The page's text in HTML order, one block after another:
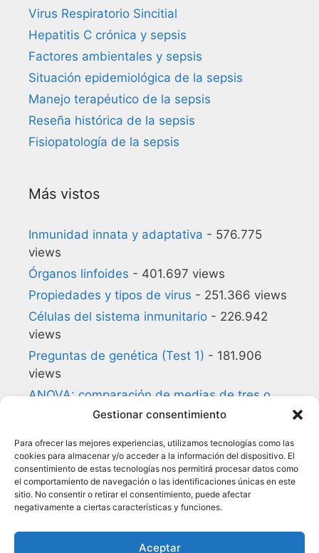
Gestionar consentimiento
Para ofrecer las mejores experiencias, utilizamos tecnologías como las
cookies para almacenar y/o acceder a la información del dispositivo. El
consentimiento de estas tecnologías nos permitirá procesar datos como
el comportamiento de navegación o las identificaciones únicas en este
sitio. No consentir o retirar el consentimiento, puede afectar
negativamente a ciertas características y funciones.
Aceptar
Virus Respiratorio Sincitial
Hepatitis C crónica y sepsis
Factores ambientales y sepsis
Situación epidemiológica de la sepsis
Manejo terapéutico de la sepsis
Reseña histórica de la sepsis
Fisiopatología de la sepsis
Más vistos
Inmunidad innata y adaptativa - 576.775
views
Órganos linfoides - 401.697 views
Propiedades y tipos de virus - 251.366 views
Células del sistema inmunitario - 226.942
views
Preguntas de genética (Test 1) - 181.906
views
ANOVA: comparación de medias de tres o
más grupos- 180.857 views
140.168 views
Glosario de Inmunología- 134.954 views
Citocinas- 118.050 views
Preguntas de estadística (Test 1)
views